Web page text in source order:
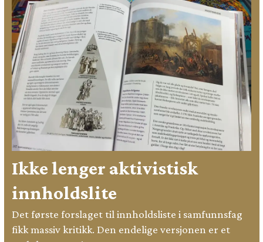
Ikke lenger aktivistisk
innholdslite
Det første forslaget til innholdsliste i samfunnsfag
fikk massiv kritikk. Den endelige versjonen er et